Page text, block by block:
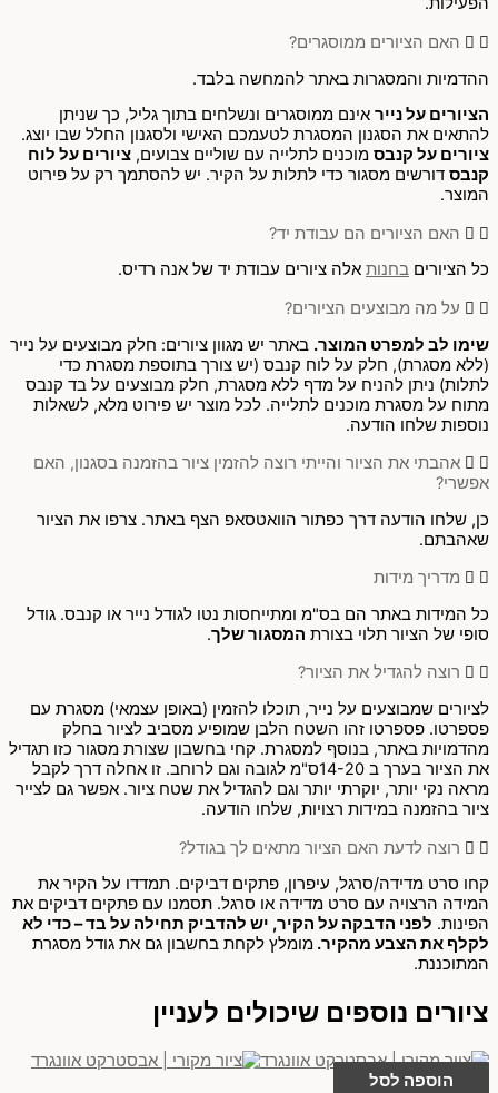
האם הציורים ממוסגרים?
ההדמיות והמסגרות באתר להמחשה בלבד.
הציורים על נייר אינם ממוסגרים ונשלחים בתוך גליל, כך שניתן
להתאים את הסגנון המסגרת לטעמכם האישי ולסגנון החלל שבו יוצג.
ציורים על קנבס מוכנים לתלייה עם שוליים צבועים, ציורים על לוח
קנבס דורשים מסגור כדי לתלות על הקיר. יש להסתמך רק על פירוט
המוצר.
האם הציורים הם עבודת יד?
כל הציורים בחנות אלה ציורים עבודת יד של אנה רדיס.
על מה מבוצעים הציורים?
שימו לב למפרט המוצר. באתר יש מגוון ציורים: חלק מבוצעים על נייר
(ללא מסגרת), חלק על לוח קנבס (יש צורך בתוספת מסגרת כדי
לתלות) ניתן להניח על מדף ללא מסגרת, חלק מבוצעים על בד קנבס
מתוח על מסגרת מוכנים לתלייה. לכל מוצר יש פירוט מלא, לשאלות
נוספות שלחו הודעה.
אהבתי את הציור והייתי רוצה להזמין ציור בהזמנה בסגנון, האם
אפשרי?
כן, שלחו הודעה דרך כפתור הוואטסאפ הצף באתר. צרפו את הציור
שאהבתם.
מדריך מידות
כל המידות באתר הם בס"מ ומתייחסות נטו לגודל נייר או קנבס. גודל
סופי של הציור תלוי בצורת המסגור שלך.
רוצה להגדיל את הציור?
לציורים שמבוצעים על נייר, תוכלו להזמין (באופן עצמאי) מסגרת עם
פספרטו. פספרטו זהו השטח הלבן שמופיע מסביב לציור בחלק
מהדמויות באתר, בנוסף למסגרת. קחי בחשבון שצורת מסגור כזו תגדיל
את הציור בערך ב 14-20ס"מ לגובה וגם לרוחב. זו אחלה דרך לקבל
מראה נקי יותר, יוקרתי יותר וגם להגדיל את שטח ציור. אפשר גם לצייר
ציור בהזמנה במידות רצויות, שלחו הודעה.
רוצה לדעת האם הציור מתאים לך בגודל?
קחו סרט מדידה/סרגל, עיפרון, פתקים דביקים. תמדדו על הקיר את
המידה הרצויה עם סרט מדידה או סרגל. תסמנו עם פתקים דביקים את
הפינות. לפני הדבקה על הקיר, יש להדביק תחילה על בד – כדי לא
לקלף את הצבע מהקיר. מומלץ לקחת בחשבון גם את גודל מסגרת
המתוכננת.
ציורים נוספים שיכולים לעניין
הוספה לסל